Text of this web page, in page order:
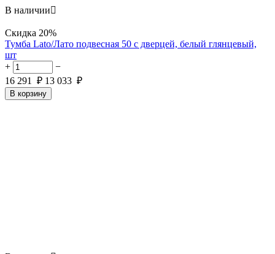
В наличии
Скидка 20%
Тумба Lato/Лато подвесная 50 с дверцей, белый глянцевый,
шт
+
−
16 291
₽ 13 033 ₽
В корзину